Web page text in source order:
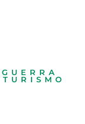
GUERRA
TURISMO